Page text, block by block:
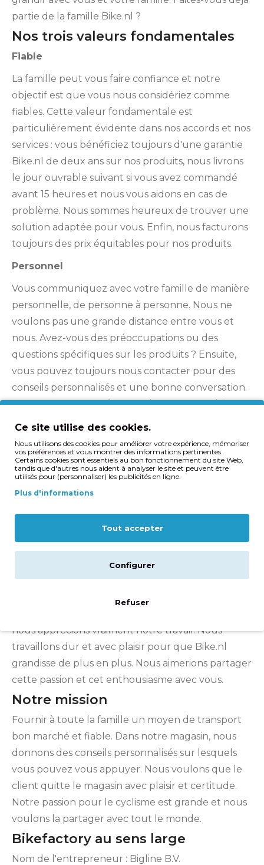
partie de la famille Bike.nl ?
Nos trois valeurs fondamentales
Fiable
La famille peut vous faire confiance et notre
objectif est que vous nous considériez comme
fiables. Cette valeur fondamentale est
particulièrement évidente dans nos accords et nos
services : vous bénéficiez toujours d'une garantie
Bike.nl de deux ans sur nos produits, nous livrons
le jour ouvrable suivant si vous avez commandé
avant 15 heures et nous vous aidons en cas de
problème. Nous sommes heureux de trouver une
solution adaptée pour vous. Enfin, nous facturons
toujours des prix équitables pour nos produits.
Personnel
Vous communiquez avec votre famille de manière
personnelle, de personne à personne. Nous ne
voulons pas une grande distance entre vous et
nous. Avez-vous des préoccupations ou des
questions spécifiques sur les produits ? Ensuite,
vous pouvez toujours nous contacter pour des
conseils personnalisés et une bonne conversation.
Nous nous mettons à votre place et ensemble
nous veillons à ce que vous soyez bien servi. Enfin,
quelque chose pourrait être amélioré ? Faites-le
nous savoir, nous l'apprécions toujours! Appelez-
nous ou envoyez-nous un e-mail.
En famille on s'amuse et on s'amuse. Nous
nous et que vous apprécierez la lecture de notre
blog, nos pages de conseils et nos articles sur les
réseaux sociaux. Nous aimerions que Bike.nl
nous apprécions vraiment notre travail. Nous
travaillons dur et avec plaisir pour que Bike.nl
grandisse de plus en plus. Nous aimerions partager
cette passion et cet enthousiasme avec vous.
Notre mission
Fournir à toute la famille un moyen de transport
bon marché et fiable. Dans notre magasin, nous
donnons des conseils personnalisés sur lesquels
vous pouvez vous appuyer. Nous voulons que le
client quitte le magasin avec plaisir et certitude.
Notre passion pour le cyclisme est grande et nous
voulons la partager avec tout le monde.
Bikefactory au sens large
Nom de l'entrepreneur : Bigline B.V.
Ce site utilise des cookies.
Nous utilisons des cookies pour améliorer votre expérience, mémoriser
vos préférences et vous montrer des informations pertinentes.
Certains cookies sont essentiels au bon fonctionnement du site Web,
tandis que d'autres nous aident à analyser le site et peuvent être
utilisés pour (personnaliser) les publicités en ligne.
Plus d'informations
Tout accepter
Configurer
Refuser